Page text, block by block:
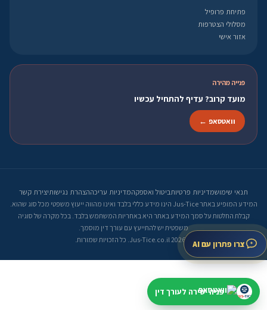
פתיחת פרופיל
מסלולי הצטרפות
אזור אישי
פנייה מהירה
מועד קרוב? עדיף להתחיל עכשיו
וואטסאפ ←
תנאי שימושמדיניות פרטיותביטול ואספקהמדיניות עריכההצהרת נגישותיצירת קשר
המידע המופיע באתר Jus-Tice הינו מידע כללי בלבד ואינו מהווה ייעוץ משפטי מכל סוג שהוא.
קבלת החלטות על סמך המידע באתר היא באחריות המשתמש בלבד. בכל מקרה של סוגיה
משפטית יש להתייעץ עם עורך דין מוסמך.
© 2026 Jus-Tice.co.il. כל הזכויות שמורות.
צרו פתרון עם AI
פניה ישירה לעורך דין